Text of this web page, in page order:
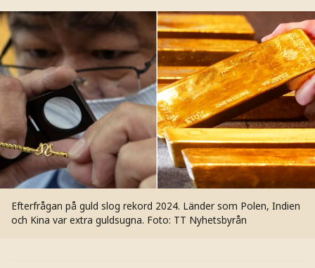
Efterfrågan på guld slog rekord 2024. Länder som Polen, Indien
och Kina var extra guldsugna. Foto: TT Nyhetsbyrån